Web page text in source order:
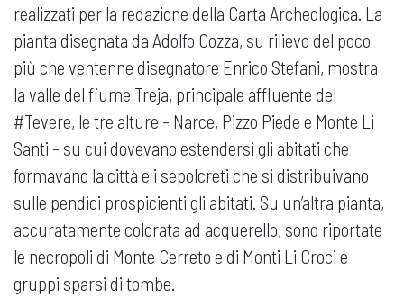
realizzati per la redazione della Carta Archeologica. La
pianta disegnata da Adolfo Cozza, su rilievo del poco
più che ventenne disegnatore Enrico Stefani, mostra
la valle del fiume Treja, principale affluente del
#Tevere, le tre alture - Narce, Pizzo Piede e Monte Li
Santi - su cui dovevano estendersi gli abitati che
formavano la città e i sepolcreti che si distribuivano
sulle pendici prospicienti gli abitati. Su un’altra pianta,
accuratamente colorata ad acquerello, sono riportate
le necropoli di Monte Cerreto e di Monti Li Croci e
gruppi sparsi di tombe.